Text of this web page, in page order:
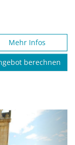
Mehr Infos
berechnen
Next